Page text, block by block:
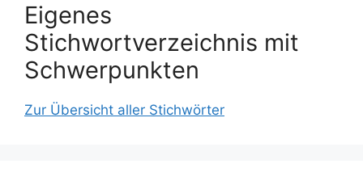
Eigenes
Stichwortverzeichnis mit
Schwerpunkten
Zur Übersicht aller Stichwörter